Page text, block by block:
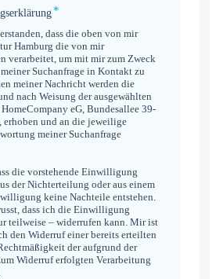
*
dass die oben von mir
Hamburg die von mir
verarbeitet, um mit mir zum Zweck
Suchanfrage in Kontakt zu
meiner Nachricht werden die
nach Weisung der ausgewählten
eG, Bundesallee 39-
erhoben und an die jeweilige
meiner Suchanfrage
die vorstehende Einwilligung
der Nichterteilung oder aus einem
keine Nachteile entstehen.
dass ich die Einwilligung
teilweise – widerrufen kann. Mir ist
den Widerruf einer bereits erteilten
der aufgrund der
Widerruf erfolgten Verarbeitung